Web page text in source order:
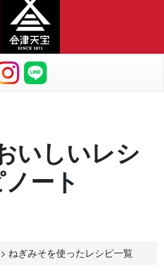
いしいレシ
ノート
ねぎみそを使ったレシピ一覧